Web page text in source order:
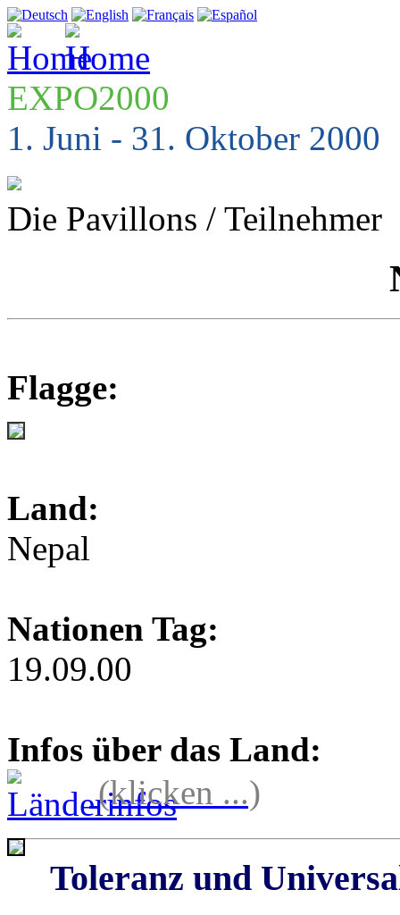
EXPO2000
1. Juni - 31. Oktober 2000
Die Pavillons / Teilnehmer
Flagge:
Land:
Nepal
Nationen Tag:
19.09.00
Infos über das Land:
(klicken ...)
Toleranz und